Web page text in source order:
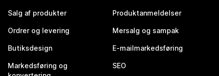
Salg af produkter
Ordrer og levering
Butiksdesign
Markedsføring og
Produktanmeldelser
Mersalg og sampak
E-mailmarkedsføring
SEO